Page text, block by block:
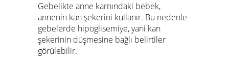
Gebelikte anne karnındaki bebek,
annenin kan şekerini kullanır. Bu nedenle
gebelerde hipoglisemiye, yani kan
şekerinin düşmesine bağlı belirtiler
görülebilir.